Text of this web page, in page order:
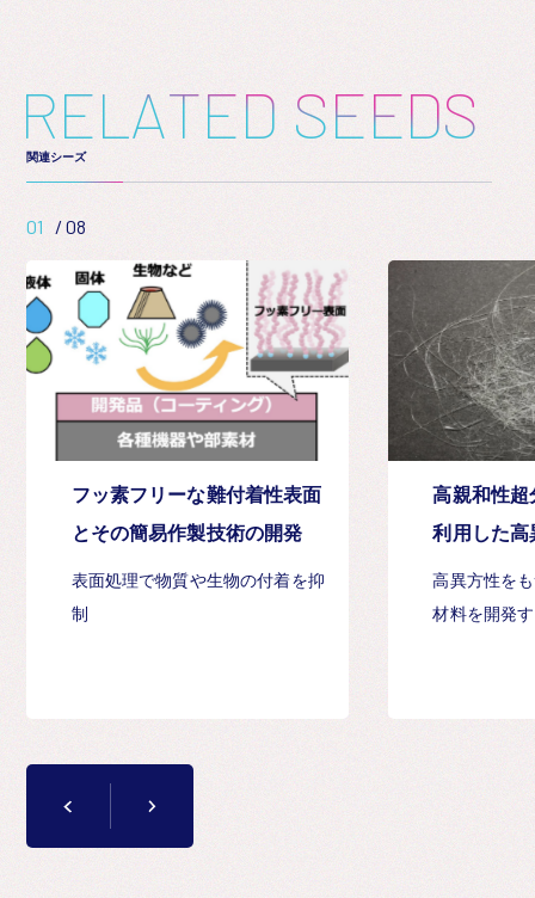
REL ATED SEEDS
関連シーズ
01 /08
フッ素フリーな難付着性表面
とその簡易作製技術の開発
表面処理で物質や生物の付着を抑
制
高親和性超
利用した高
開発
高異方性を
材料を開発